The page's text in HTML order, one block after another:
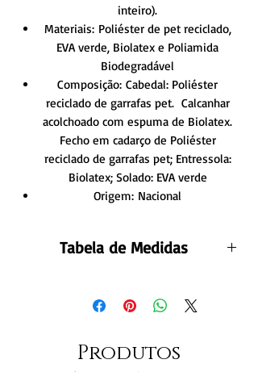
inteiro).
Materiais: Poliéster de pet reciclado,
EVA verde, Biolatex e Poliamida
Biodegradável
Composição: Cabedal: Poliéster
reciclado de garrafas pet. Calcanhar
acolchoado com espuma de Biolatex.
Fecho em cadarço de Poliéster
reciclado de garrafas pet; Entressola:
Biolatex; Solado: EVA verde
Origem: Nacional
Tabela de Medidas
Preparamos medidas do comprimento da
palmilha à prova de dúvidas:
N°34: 22.7cm;
N°35: 23.4 cm;
Produtos